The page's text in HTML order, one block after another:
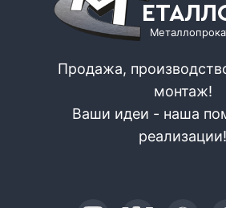
Продажа,
монтаж!
Ваши идеи - наша
реализации!